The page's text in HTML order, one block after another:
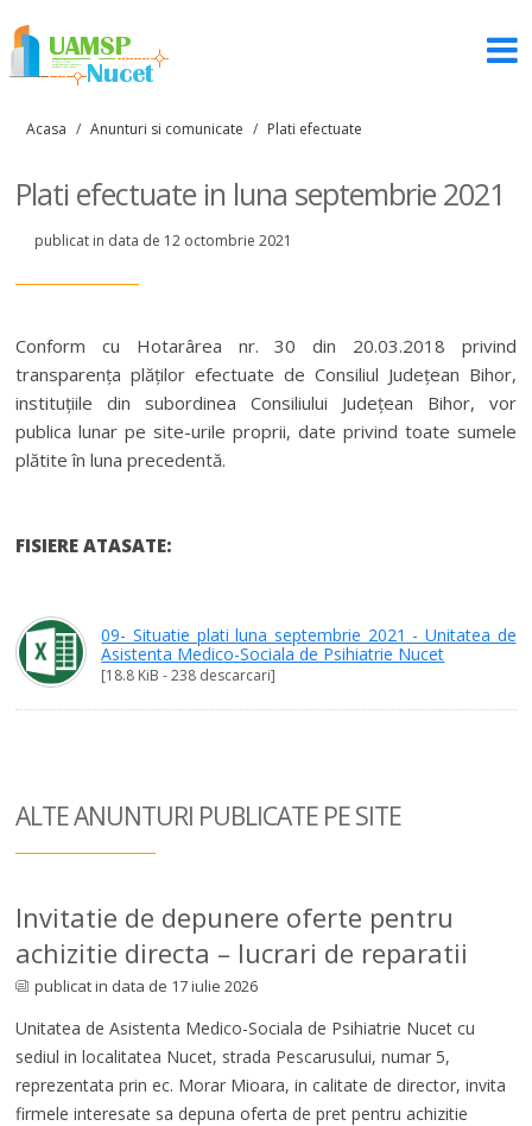
Acasa / Anunturi si comunicate / Plati efectuate
Plati efectuate in luna septembrie 2021
publicat in data de 12 octombrie 2021
Conform cu Hotarârea nr. 30 din 20.03.2018 privind
transparența plăților efectuate de Consiliul Județean Bihor,
instituțiile din subordinea Consiliului Județean Bihor, vor
publica lunar pe site-urile proprii, date privind toate sumele
plătite în luna precedentă.
FISIERE ATASATE:
09- Situatie plati luna septembrie 2021 - Unitatea de
Asistenta Medico-Sociala de Psihiatrie Nucet
[18.8 KiB - 238 descarcari]
ALTE ANUNTURI PUBLICATE PE SITE
Invitatie de depunere oferte pentru
achizitie directa – lucrari de reparatii
publicat in data de 17 iulie 2026
Unitatea de Asistenta Medico-Sociala de Psihiatrie Nucet cu
sediul in localitatea Nucet, strada Pescarusului, numar 5,
reprezentata prin ec. Morar Mioara, in calitate de director, invita
firmele interesate sa depuna oferta de pret pentru achizitie